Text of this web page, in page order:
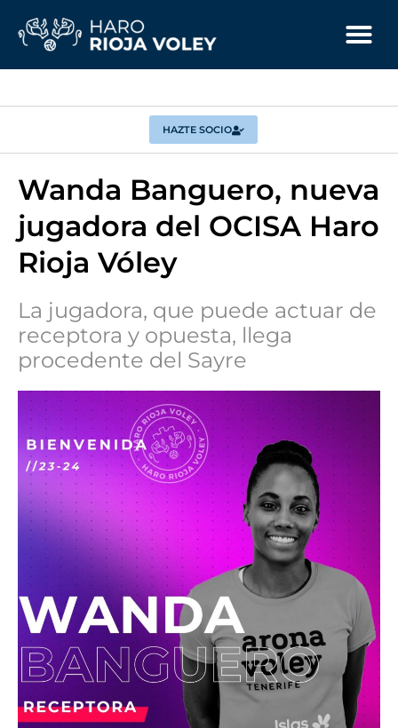
HAZTE SOCIO
Wanda Banguero, nueva
jugadora del OCISA Haro
Rioja Vóley
La jugadora, que puede actuar de
receptora y opuesta, llega
procedente del Sayre